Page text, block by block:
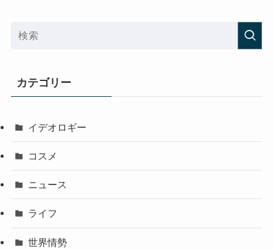
カテゴリー
イデオロギー
コスメ
ニュース
ライフ
世界情勢